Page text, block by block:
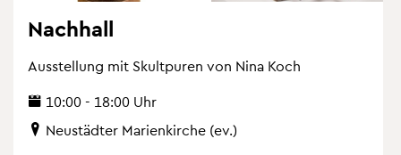
Nach­hall
Aus­stel­lung mit Skultpu­ren von Nina Koch
10:00 - 18:00 Uhr
Neu­städ­ter Ma­ri­en­kir­che (ev.)